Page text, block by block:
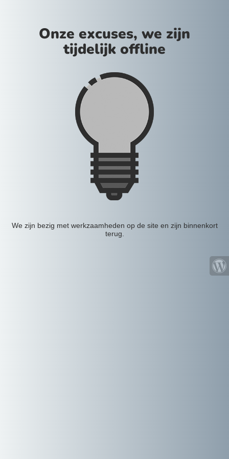
Onze excuses, we zijn
tijdelijk offline
We zijn bezig met werkzaamheden op de site en zijn binnenkort
terug.